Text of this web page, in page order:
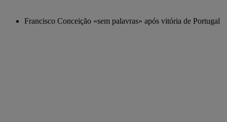
Francisco Conceição «sem palavras» após vitória de Portugal